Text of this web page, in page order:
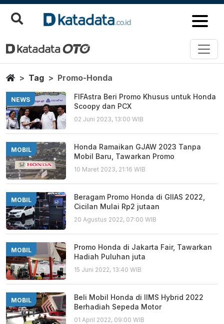
Promo Honda
Berita Terbaru
HomeTag Promo-Honda
NEWS
FIFAstra Beri Promo Khusus untuk Honda
Scoopy dan PCX
02 Juni 2023, 13:00 WIB
MOBIL
Honda Ramaikan GJAW 2023 Tanpa
Mobil Baru, Tawarkan Promo
10 Maret 2023, 21:16 WIB
MOBIL
Beragam Promo Honda di GIIAS 2022,
Cicilan Mulai Rp2 jutaan
20 Agustus 2022, 07:00 WIB
MOBIL
Promo Honda di Jakarta Fair, Tawarkan
Hadiah Puluhan juta
15 Juni 2022, 13:40 WIB
MOBIL
Beli Mobil Honda di IIMS Hybrid 2022
Berhadiah Sepeda Motor
01 April 2022, 09:00 WIB